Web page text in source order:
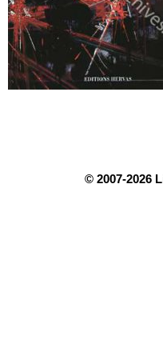
© 2007-2026